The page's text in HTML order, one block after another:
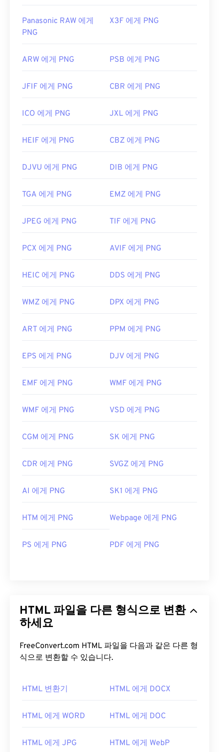
Panasonic RAW 에게
PNG
X3F 에게 PNG
ARW 에게 PNG PSB 에게 PNG
JFIF 에게 PNG CBR 에게 PNG
ICO 에게 PNG JXL 에게 PNG
HEIF 에게 PNG CBZ 에게 PNG
DJVU 에게 PNG DIB 에게 PNG
TGA 에게 PNG EMZ 에게 PNG
JPEG 에게 PNG TIF 에게 PNG
PCX 에게 PNG AVIF 에게 PNG
HEIC 에게 PNG DDS 에게 PNG
WMZ 에게 PNG DPX 에게 PNG
ART 에게 PNG PPM 에게 PNG
EPS 에게 PNG DJV 에게 PNG
EMF 에게 PNG WMF 에게 PNG
WMF 에게 PNG VSD 에게 PNG
CGM 에게 PNG SK 에게 PNG
CDR 에게 PNG SVGZ 에게 PNG
AI 에게 PNG SK1 에게 PNG
HTM 에게 PNG Webpage 에게 PNG
PS 에게 PNG PDF 에게 PNG
HTML 파일을 다른 형식으로 변환
하세요
FreeConvert.com HTML 파일을 다음과 같은 다른 형
식으로 변환할 수 있습니다.
HTML 변환기 HTML 에게 DOCX
HTML 에게 WORD HTML 에게 DOC
HTML 에게 JPG HTML 에게 WebP